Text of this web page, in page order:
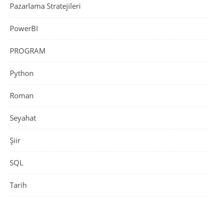
Pazarlama Stratejileri
PowerBI
PROGRAM
Python
Roman
Seyahat
Şiir
SQL
Tarih